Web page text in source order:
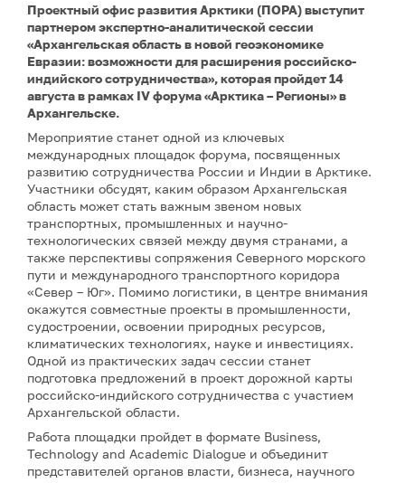
Проектный офис развития Арктики (ПОРА) выступит
партнером экспертно-аналитической сессии
«Архангельская область в новой геоэкономике
Евразии: возможности для расширения российско-
индийского сотрудничества», которая пройдет 14
августа в рамках IV форума «Арктика – Регионы» в
Архангельске.
Мероприятие станет одной из ключевых
международных площадок форума, посвященных
развитию сотрудничества России и Индии в Арктике.
Участники обсудят, каким образом Архангельская
область может стать важным звеном новых
транспортных, промышленных и научно-
технологических связей между двумя странами, а
также перспективы сопряжения Северного морского
пути и международного транспортного коридора
«Север – Юг». Помимо логистики, в центре внимания
окажутся совместные проекты в промышленности,
судостроении, освоении природных ресурсов,
климатических технологиях, науке и инвестициях.
Одной из практических задач сессии станет
подготовка предложений в проект дорожной карты
российско-индийского сотрудничества с участием
Архангельской области.
Работа площадки пройдет в формате Business,
Technology and Academic Dialogue и объединит
представителей органов власти, бизнеса, научного